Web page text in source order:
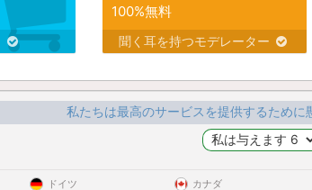
100%無料
聞く耳を持つモデレーター
私たちは最高のサービスを提供するため
ドイツ カナダ